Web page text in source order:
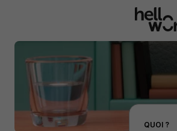
Effectuer une recherche d'emploi par localité
QUOI ?